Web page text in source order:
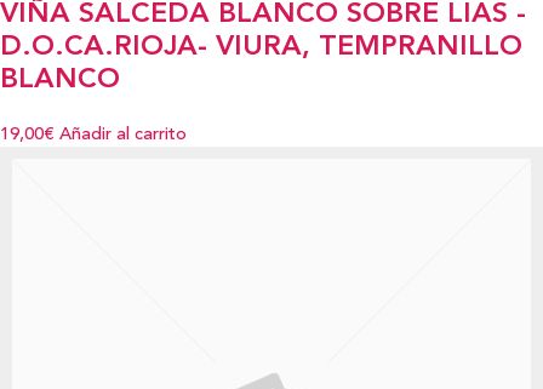
VIÑA SALCEDA BLANCO SOBRE LIAS -
D.O.CA.RIOJA- VIURA, TEMPRANILLO
BLANCO
19,00€ Añadir al carrito